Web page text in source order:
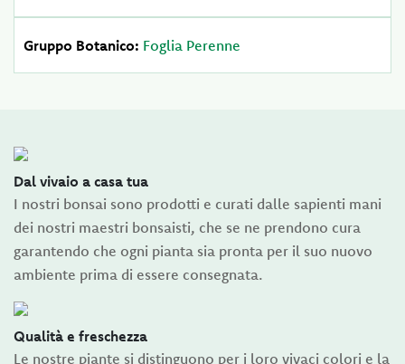
Gruppo Botanico: Foglia Perenne
Dal vivaio a casa tua
I nostri bonsai sono prodotti e curati dalle sapienti mani
dei nostri maestri bonsaisti, che se ne prendono cura
garantendo che ogni pianta sia pronta per il suo nuovo
ambiente prima di essere consegnata.
Qualità e freschezza
Le nostre piante si distinguono per i loro vivaci colori e la